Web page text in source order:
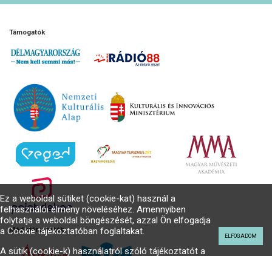
Támogatók
Médiatámogatók
Ez a weboldal sütiket (cookie-kat) használ a
felhasználói élmény növeléséhez. Amennyiben
folytatja a weboldal böngészését, azzal Ön elfogadja
a Cookie tájékoztatóban foglaltakat.
A sütik (cookie-k) használatról szóló tájékoztatót a
ELFOGADOM